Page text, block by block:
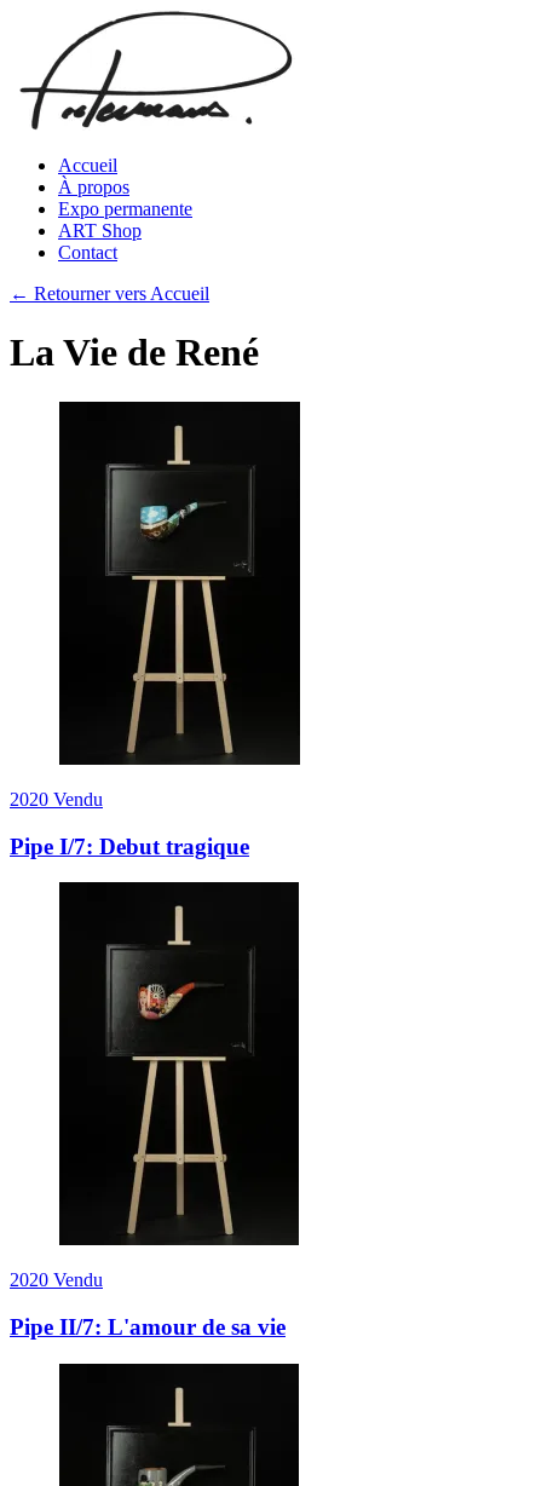
Accueil
À propos
Expo permanente
ART Shop
Contact
← Retourner vers Accueil
La Vie de René
2020 Vendu
Pipe I/7: Debut tragique
2020 Vendu
Pipe II/7: L'amour de sa vie